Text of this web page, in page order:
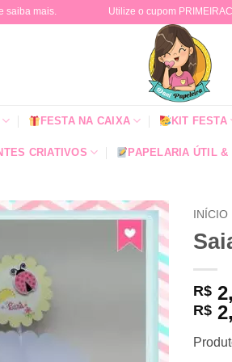
saiba mais. Utilize o cupom
FESTA NA CAIXA KIT FESTA
CRIATIVOS PAPELARIA ÚTIL &
INÍCIO
R$
R$